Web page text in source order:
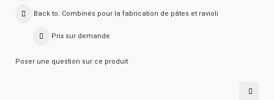
Back to: Combinés pour la fabrication de pâtes et ravioli
Prix sur demande
Poser une question sur ce produit